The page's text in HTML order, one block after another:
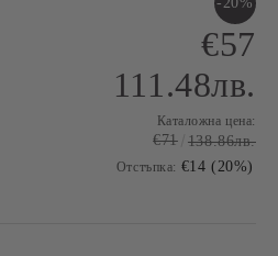
€57
111.48лв.
Каталожна цена:
€71 138.86лв.
Отстъпка: €14 (20%)